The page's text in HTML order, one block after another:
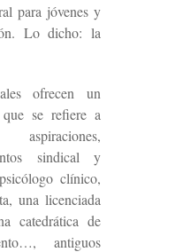
para jóvenes y
Lo dicho: la
ofrecen un
se refiere a
aspiraciones,
sindical y
clínico,
una licenciada
catedrática de
antiguos